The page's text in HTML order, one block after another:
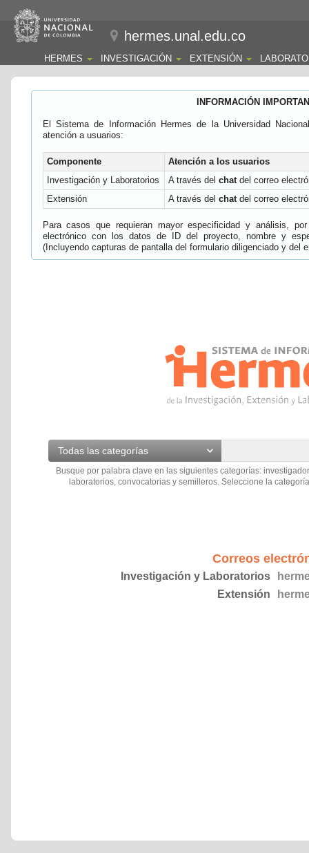
hermes.unal.edu.co
HERMES INVESTIGACIÓN EXTENSIÓN
INFORMACIÓN
El Sistema de Información Hermes de la Universidad
atención a usuarios:
Componente
Atención a los usuarios
Investigación y Laboratorios
A través del chatdel correo
Extensión
A través del chatdel correo
Para casos que requieran mayor especificidad y análisis,
electrónico con los datos de ID del proyecto, nombre y
(Incluyendo capturas de pantalla del formulario diligenciado y del
Todas las categorías
Busque por palabra clave en las siguientes categorías:
laboratorios, convocatorias y semilleros. Seleccione la
Correos
Investigación y Laboratorios
Extensión